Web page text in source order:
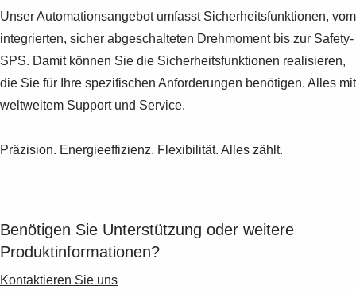
Shopping list preview
0
Unser Automationsangebot umfasst Sicherheitsfunktionen, vom
integrierten, sicher abgeschalteten Drehmoment bis zur Safety-
SPS. Damit können Sie die Sicherheitsfunktionen realisieren,
die Sie für Ihre spezifischen Anforderungen benötigen. Alles mit
weltweitem Support und Service.
Präzision. Energieeffizienz. Flexibilität. Alles zählt.
Benötigen Sie Unterstützung oder weitere
Produktinformationen?
Kontaktieren Sie uns